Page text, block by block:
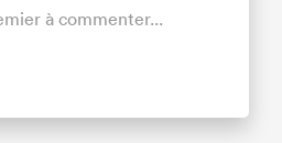
à commenter...